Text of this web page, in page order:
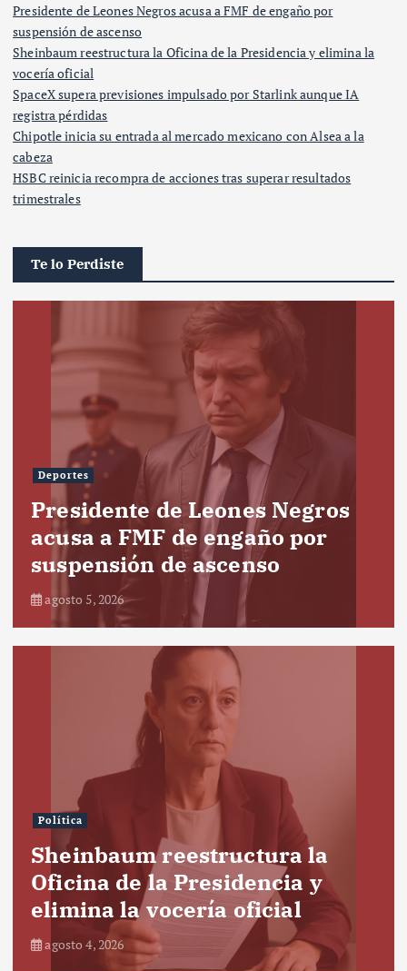
Presidente de Leones Negros acusa a FMF de engaño por
suspensión de ascenso
Sheinbaum reestructura la Oficina de la Presidencia y elimina la
vocería oficial
SpaceX supera previsiones impulsado por Starlink aunque IA
registra pérdidas
Chipotle inicia su entrada al mercado mexicano con Alsea a la
cabeza
HSBC reinicia recompra de acciones tras superar resultados
trimestrales
Te lo Perdiste
Deportes
Presidente de Leones Negros
acusa a FMF de engaño por
suspensión de ascenso
agosto 5, 2026
Política
Sheinbaum reestructura la
Oficina de la Presidencia y
elimina la vocería oficial
agosto 4, 2026